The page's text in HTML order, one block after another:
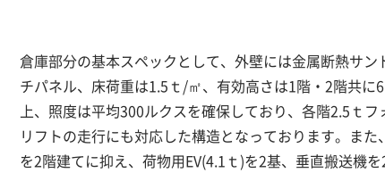
倉庫部分の基本スペックとして、外壁には金属断熱サン
チパネル、床荷重は1.5ｔ/㎡、有効高さは1階・2階共に
上、照度は平均300ルクスを確保しており、各階2.5ｔフ
リフトの走行にも対応した構造となっております。また
を2階建てに抑え、荷物用EV(4.1ｔ)を2基、垂直搬送機